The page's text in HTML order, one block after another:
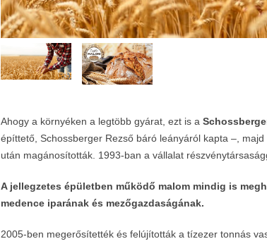
Ahogy a környéken a legtöbb gyárat, ezt is a
építtető, Schossberger Rezső báró leányáról kapta –,
után magánosították. 1993-ban a vállalat
A jellegzetes épületben működő malom mindig is
medence iparának és mezőgazdaságának.
2005-ben megerősítették és felújították a tízezer tonnás